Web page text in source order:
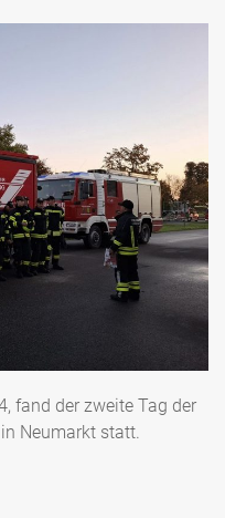
fand der zweite Tag der
Neumarkt statt.